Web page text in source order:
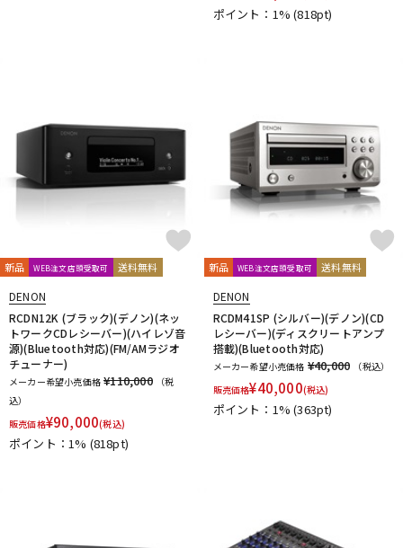
ポイント：1%(818pt)
新品 WEB注文店頭受取可 送料無料
DENON
RCDN12K (ブラック)(デノン)(ネッ
トワークCDレシーバー)(ハイレゾ音
源)(Bluetooth対応)(FM/AMラジオ
チューナー)
メーカー希望小売価格 ¥110,000
（税
込）
販売価格¥90,000(税込)
ポイント：1% (818pt)
新品 WEB注文店頭受取可 送料無料
DENON
RCDM41SP (シルバー)(デノン)(CD
レシーバー)(ディスクリートアンプ
搭載)(Bluetooth対応)
メーカー希望小売価格 ¥40,000
（税込）
販売価格¥40,000(税込)
ポイント：1%(363pt)